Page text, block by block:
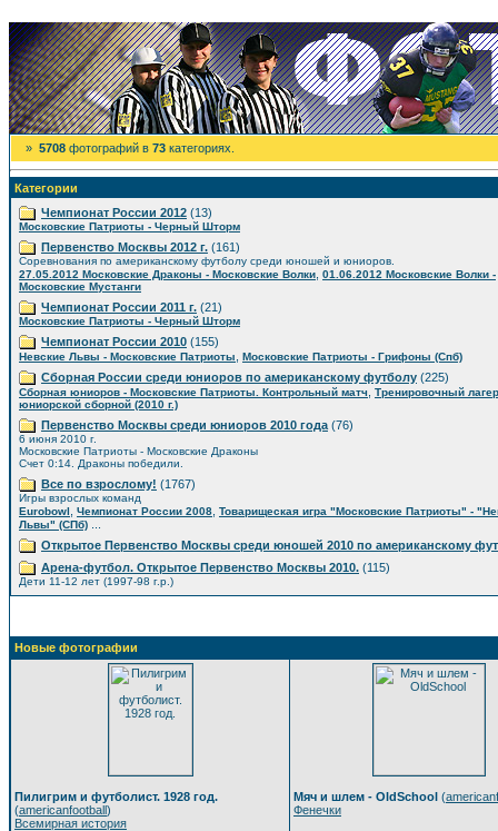
» 5708 фотографий в 73 категориях.
Категории
Чемпионат России 2012 (13)
Московские Патриоты - Черный Шторм
Первенство Москвы 2012 г. (161)
Соревнования по американскому футболу среди юношей и юниоров.
27.05.2012 Московские Драконы - Московские Волки 01.06.2012 Московские Волки -
Московские Мустанги
Чемпионат России 2011 г. (21)
Московские Патриоты - Черный Шторм
Чемпионат России 2010 (155)
Невские Львы - Московские Патриоты Московские Патриоты - Грифоны (Спб)
Сборная России среди юниоров по американскому футболу (225)
Сборная юниоров - Московские Патриоты. Контрольный матч Тренировочный
юниорской сборной (2010 г.)
Первенство Москвы среди юниоров 2010 года (76)
6 июня 2010 г.
Московские Патриоты - Московские Драконы
Счет 0:14. Драконы победили.
Все по взрослому! (1767)
Игры взрослых команд
Eurobowl
Чемпионат России 2008 Товарищеская игра "Московские Патриоты" -
Львы" (СПб)
Открытое Первенство Москвы среди юношей 2010 по американскому
Арена-футбол. Открытое Первенство Москвы 2010. (115)
Дети 11-12 лет (1997-98 г.р.)
Новые фотографии
Пилигрим и футболист. 1928 год.
(americanfootball)
Всемирная история
Мяч и шлем - OldSchool (
Фенечки